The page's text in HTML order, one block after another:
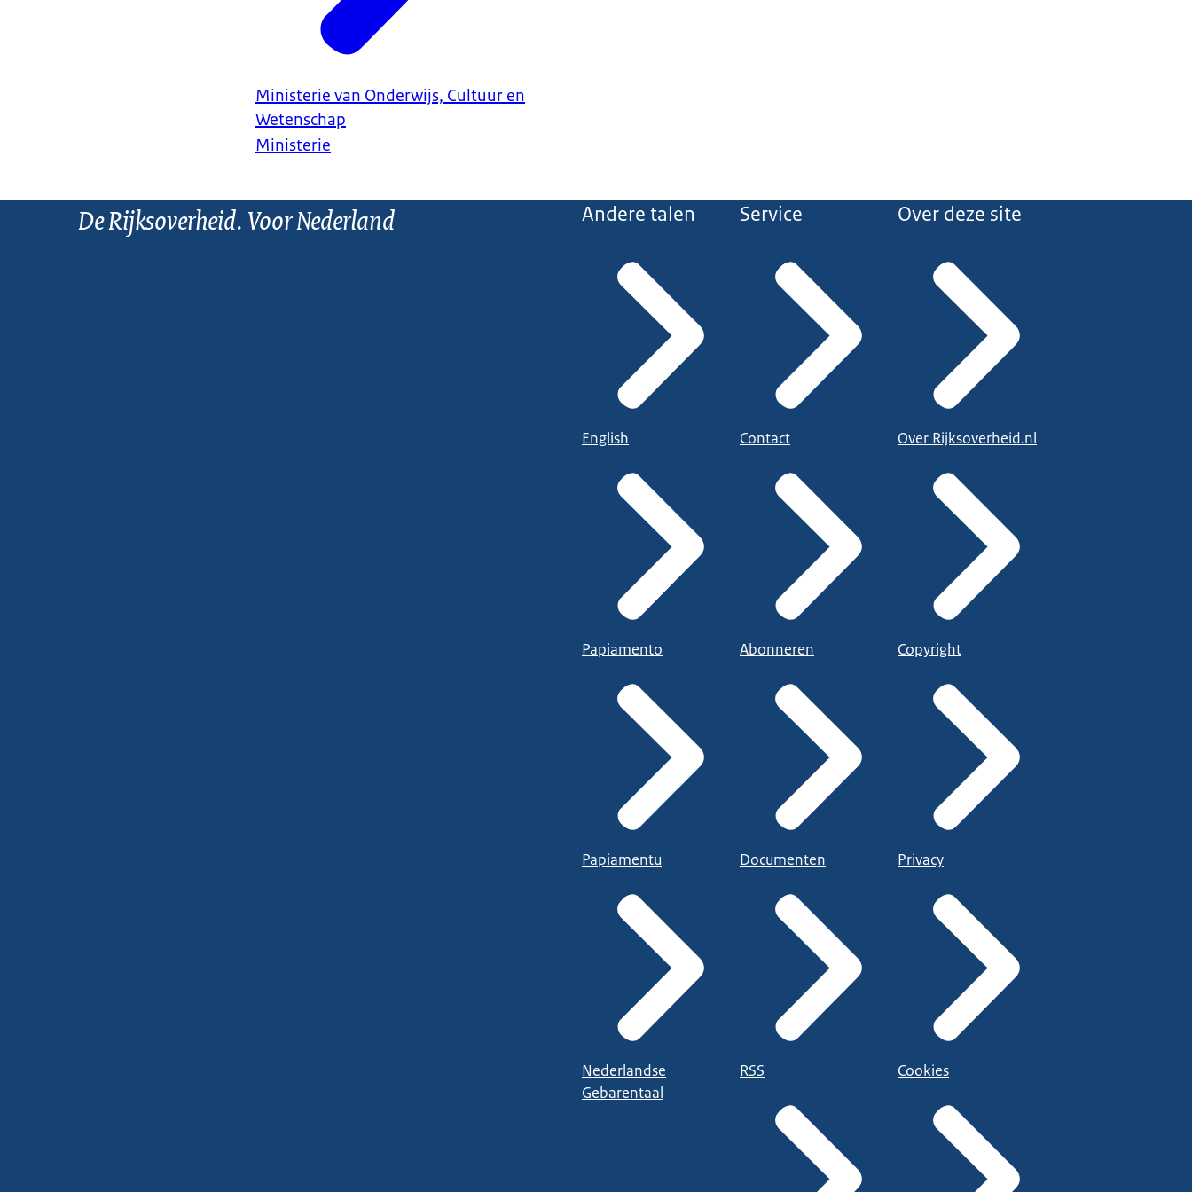
Ministerie van Onderwijs, Cultuur en
Wetenschap
Ministerie
De Rijksoverheid. Voor Nederland Andere talen
English
Papiamento
Papiamentu
Nederlandse
Gebarentaal
Service
Contact
Abonneren
Documenten
RSS
Over deze site
Over Rijksoverheid.nl
Copyright
Privacy
Cookies